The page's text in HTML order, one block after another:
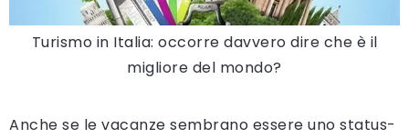
Turismo in Italia: occorre davvero dire che è il
migliore del mondo?
Anche se le vacanze sembrano essere uno status-